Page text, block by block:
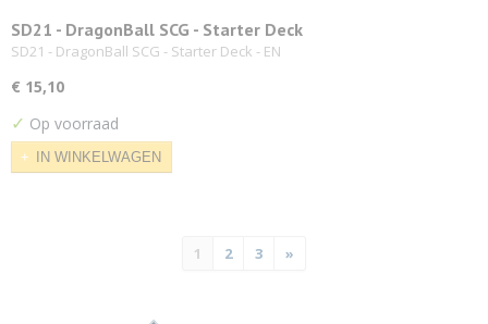
SD21 - DragonBall SCG - Starter Deck
SD21 - DragonBall SCG - Starter Deck - EN
€ 15,10
✓ Op voorraad
IN WINKELWAGEN
1 2 3 »